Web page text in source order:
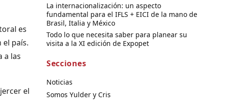
es
país.
a las
el
La internacionalización: un aspecto
fundamental para el IFLS + EICI de la mano de
Brasil, Italia y México
Todo lo que necesita saber para planear su
visita a la XI edición de Expopet
Secciones
Noticias
Somos Yulder y Cris